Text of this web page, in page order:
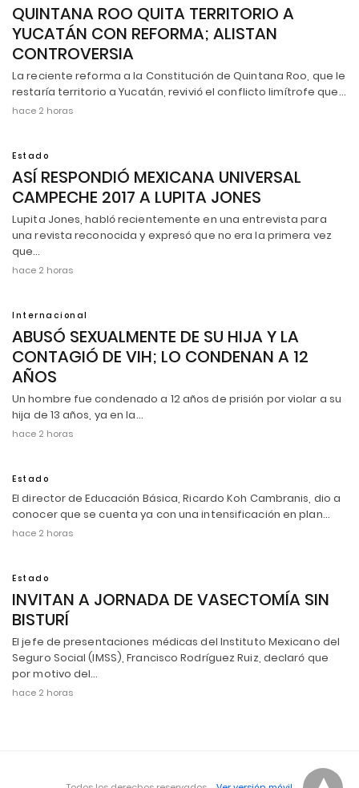
QUINTANA ROO QUITA TERRITORIO A
YUCATÁN CON REFORMA; ALISTAN
CONTROVERSIA
La reciente reforma a la Constitución de Quintana Roo, que le
restaría territorio a Yucatán, revivió el conflicto limítrofe que…
hace 2 horas
Estado
ASÍ RESPONDIÓ MEXICANA UNIVERSAL
CAMPECHE 2017 A LUPITA JONES
Lupita Jones, habló recientemente en una entrevista para
una revista reconocida y expresó que no era la primera vez
que…
hace 2 horas
Internacional
ABUSÓ SEXUALMENTE DE SU HIJA Y LA
CONTAGIÓ DE VIH; LO CONDENAN A 12
AÑOS
Un hombre fue condenado a 12 años de prisión por violar a su
hija de 13 años, ya en la…
hace 2 horas
Estado
El director de Educación Básica, Ricardo Koh Cambranis, dio a
conocer que se cuenta ya con una intensificación en plan…
hace 2 horas
Estado
INVITAN A JORNADA DE VASECTOMÍA SIN
BISTURÍ
El jefe de presentaciones médicas del Instituto Mexicano del
Seguro Social (IMSS), Francisco Rodríguez Ruiz, declaró que
por motivo del…
hace 2 horas